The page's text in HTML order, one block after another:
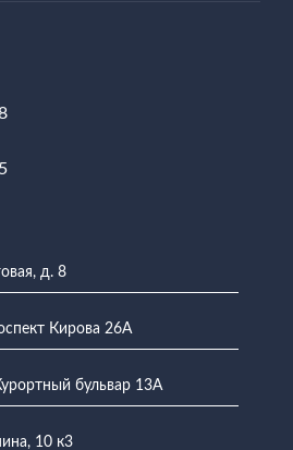
д. 8
Кирова 26А
бульвар 13А
10 к3